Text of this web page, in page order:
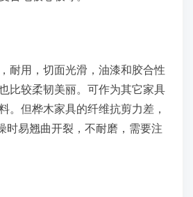
耐用，切面光滑，油漆和胶合性
比较柔韧美丽。可作为其它家具
。但桦木家具的纤维抗剪力差，
时易翘曲开裂，不耐磨，需要注